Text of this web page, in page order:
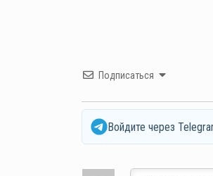
Подписаться
Войдите через